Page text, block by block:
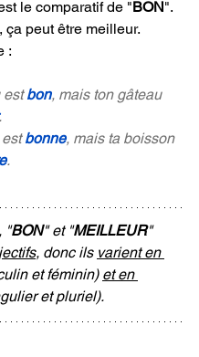
le comparatif de "BON".
ça peut être meilleur.
:
est bon, mais ton gâteau
est bonne, mais ta boisson
.
"BON" et "MEILLEUR"
, donc ils varient en
et féminin) et en
et pluriel).